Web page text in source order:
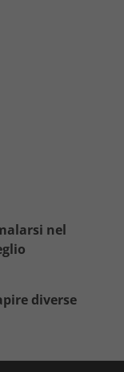
nel
diverse